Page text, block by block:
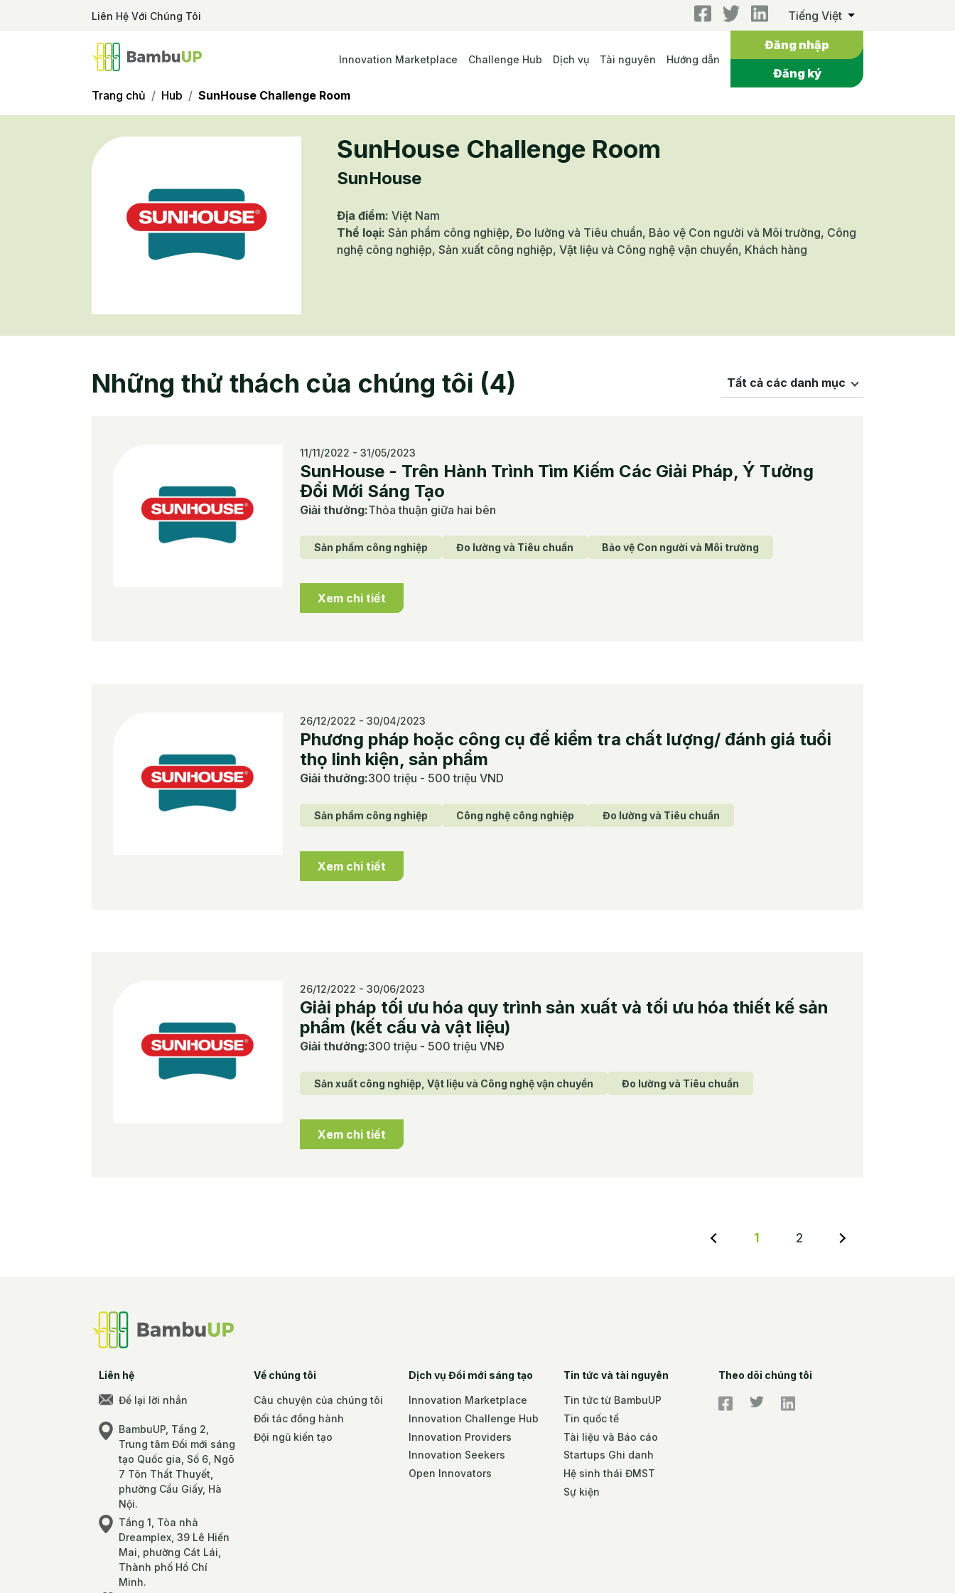
Liên Hệ Với Chúng Tôi Tiếng Việt
Innovation Marketplace Challenge Hub Dịch vụ Tài nguyên Hướng dẫn
Đăng nhập
Đăng ký
Trang chủ
Hub SunHouse Challenge Room
SunHouse Challenge Room
SunHouse
Địa điểm:Việt Nam
Thể loại:Sản phẩm công nghiệp, Đo lường và Tiêu chuẩn, Bảo vệ Con người và Môi trường, Công
nghệ công nghiệp, Sản xuất công nghiệp, Vật liệu và Công nghệ vận chuyển, Khách hàng
Những thử thách của chúng tôi (4) Tất cả các danh mục
11/11/2022 - 31/05/2023
SunHouse - Trên Hành Trình Tìm Kiếm Các Giải Pháp, Ý Tưởng
Đổi Mới Sáng Tạo
Giải thưởng:Thỏa thuận giữa hai bên
Sản phẩm công nghiệp Đo lường và Tiêu chuẩn Bảo vệ Con người và Môi trường
Xem chi tiết
26/12/2022 - 30/04/2023
Phương pháp hoặc công cụ để kiểm tra chất lượng/ đánh giá tuổi
thọ linh kiện, sản phẩm
Giải thưởng:300 triệu - 500 triệu VND
Sản phẩm công nghiệp Công nghệ công nghiệp Đo lường và Tiêu chuẩn
Xem chi tiết
26/12/2022 - 30/06/2023
Giải pháp tối ưu hóa quy trình sản xuất và tối ưu hóa thiết kế sản
phẩm (kết cấu và vật liệu)
Giải thưởng:300 triệu - 500 triệu VNĐ
Sản xuất công nghiệp, Vật liệu và Công nghệ vận chuyển Đo lường và Tiêu chuẩn
Xem chi tiết
1 2
Liên hệ
Để lại lời nhắn
BambuUP, Tầng 2,
Trung tâm Đổi mới sáng
tạo Quốc gia, Số 6, Ngõ
7 Tôn Thất Thuyết,
phường Cầu Giấy, Hà
Nội.
Tầng 1, Tòa nhà
Dreamplex, 39 Lê Hiến
Mai, phường Cát Lái,
Thành phố Hồ Chí
Minh.
Về chúng tôi
Câu chuyện của chúng tôi
Đối tác đồng hành
Đội ngũ kiến tạo
Dịch vụ Đổi mới sáng tạo
Innovation Marketplace
Innovation Challenge Hub
Innovation Providers
Innovation Seekers
Open Innovators
Tin tức và tài nguyên
Tin tức từ BambuUP
Tin quốc tế
Tài liệu và Báo cáo
Startups Ghi danh
Hệ sinh thái ĐMST
Sự kiện
Theo dõi chúng tôi